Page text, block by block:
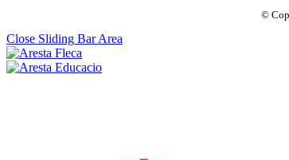
©
Close Sliding Bar Area